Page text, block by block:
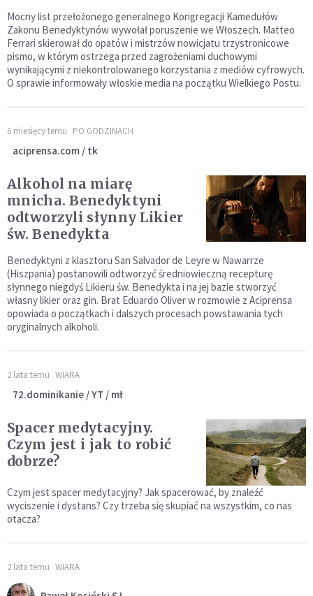
Mocny list przełożonego generalnego Kongregacji Kamedułów
Zakonu Benedyktynów wywołał poruszenie we Włoszech. Matteo
Ferrari skierował do opatów i mistrzów nowicjatu trzystronicowe
pismo, w którym ostrzega przed zagrożeniami duchowymi
wynikającymi z niekontrolowanego korzystania z mediów cyfrowych.
O sprawie informowały włoskie media na początku Wielkiego Postu.
6 miesięcy temu PO GODZINACH
aciprensa.com / tk
Alkohol na miarę
mnicha. Benedyktyni
odtworzyli słynny Likier
św. Benedykta
Benedyktyni z klasztoru San Salvador de Leyre w Nawarrze
(Hiszpania) postanowili odtworzyć średniowieczną recepturę
słynnego niegdyś Likieru św. Benedykta i na jej bazie stworzyć
własny likier oraz gin. Brat Eduardo Oliver w rozmowie z Aciprensa
opowiada o początkach i dalszych procesach powstawania tych
oryginalnych alkoholi.
2 lata temu WIARA
72.dominikanie / YT / mł
Spacer medytacyjny.
Czym jest i jak to robić
dobrze?
Czym jest spacer medytacyjny? Jak spacerować, by znaleźć
wyciszenie i dystans? Czy trzeba się skupiać na wszystkim, co nas
otacza?
2 lata temu WIARA